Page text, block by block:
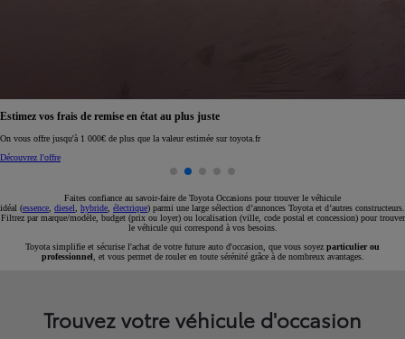
Réservez en ligne votre occasion pour 1€ seulement
Réservez en ligne
Faites confiance au savoir-faire de Toyota Occasions pour trouver le véhicule
idéal (essence diesel hybride électrique) parmi une large sélection d’annonces Toyota et d’autres constructeurs.
Filtrez par marque/modèle, budget (prix ou loyer) ou localisation (ville, code postal et concession) pour trouver
le véhicule qui correspond à vos besoins.
Toyota simplifie et sécurise l'achat de votre future auto d'occasion, que vous soyez particulier ou
professionnel , et vous permet de rouler en toute sérénité grâce à de nombreux avantages.
Trouvez votre véhicule d'occasion